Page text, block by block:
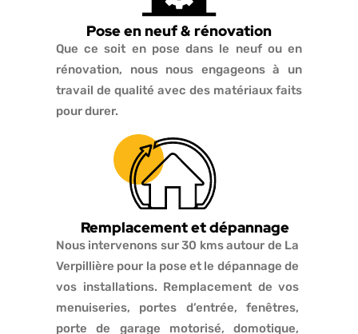
Pose en neuf & rénovation
Que ce soit en pose dans le neuf ou en
rénovation, nous nous engageons à un
travail de qualité avec des matériaux faits
pour durer.
Remplacement et dépannage
Nous intervenons sur 30 kms autour de La
Verpillière pour la pose et le dépannage de
vos installations. Remplacement de vos
menuiseries, portes d’entrée, fenêtres,
porte de garage motorisé, domotique,